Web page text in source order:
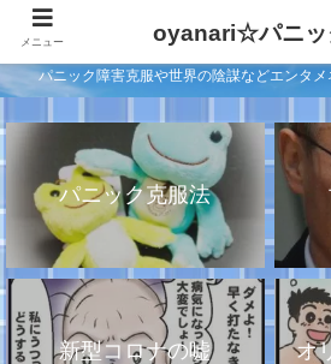
パニック障害克服や世界の陰謀などエンタ
パニック克服法
新型コロナの嘘 オ
メニュー oyanari☆パニッ